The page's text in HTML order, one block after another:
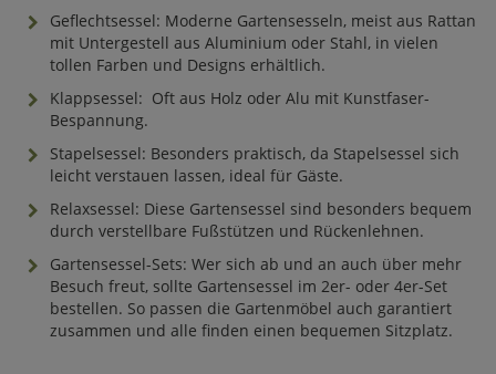
Geflechtsessel: Moderne Gartensesseln, meist aus Rattan
mit Untergestell aus Aluminium oder Stahl, in vielen
tollen Farben und Designs erhältlich.
Klappsessel: Oft aus Holz oder Alu mit Kunstfaser-
Bespannung.
Stapelsessel: Besonders praktisch, da Stapelsessel sich
leicht verstauen lassen, ideal für Gäste.
Relaxsessel: Diese Gartensessel sind besonders bequem
durch verstellbare Fußstützen und Rückenlehnen.
Gartensessel-Sets: Wer sich ab und an auch über mehr
Besuch freut, sollte Gartensessel im 2er- oder 4er-Set
bestellen. So passen die Gartenmöbel auch garantiert
zusammen und alle finden einen bequemen Sitzplatz.